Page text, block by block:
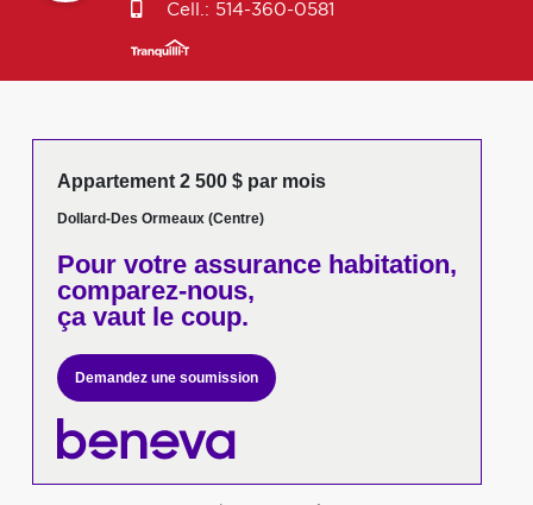
Cell.: 514-360-0581
Appartement 2 500 $ par mois
Dollard-Des Ormeaux (Centre)
Pour votreassurance habitation,
comparez-nous,
ça vaut le coup.
Demandez une soumission